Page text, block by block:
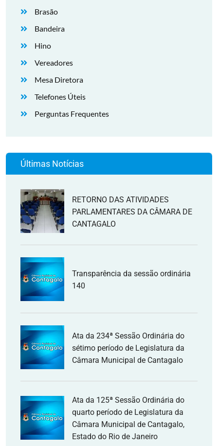
Brasão
Bandeira
Hino
Vereadores
Mesa Diretora
Telefones Úteis
Perguntas Frequentes
Últimas Notícias
RETORNO DAS ATIVIDADES
PARLAMENTARES DA CÂMARA DE
CANTAGALO
Transparência da sessão ordinária
140
Ata da 234ª Sessão Ordinária do
sétimo período de Legislatura da
Câmara Municipal de Cantagalo
Ata da 125ª Sessão Ordinária do
quarto período de Legislatura da
Câmara Municipal de Cantagalo,
Estado do Rio de Janeiro